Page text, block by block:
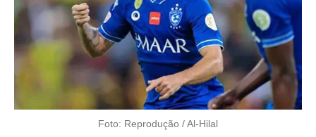
Foto: Reprodução / Al-Hilal